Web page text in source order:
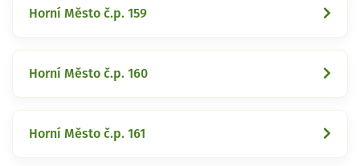
Horní Město č.p. 159
Horní Město č.p. 160
Horní Město č.p. 161